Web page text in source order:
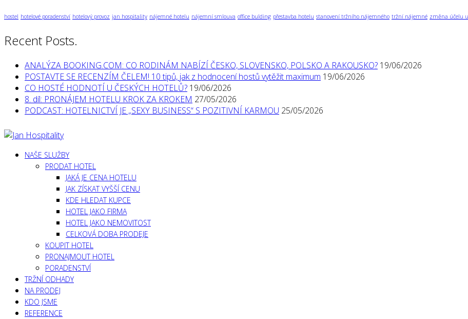
hostel hotelové poradenství hotelový provoz jan hospitality nájemné hotelu nájemní smlouva office bulding přestavba hotelu stanovení tržního nájemného tržní nájemné změna účelu
Recent Posts.
ANALÝZA BOOKING.COM: CO RODINÁM NABÍZÍ ČESKO, SLOVENSKO, POLSKO A RAKOUSKO? 19/06/2026
POSTAVTE SE RECENZÍM ČELEM! 10 tipů, jak z hodnocení hostů vytěžit maximum 19/06/2026
CO HOSTÉ HODNOTÍ U ČESKÝCH HOTELŮ? 19/06/2026
8. díl: PRONÁJEM HOTELU KROK ZA KROKEM 27/05/2026
PODCAST: HOTELNICTVÍ JE „SEXY BUSINESS“ S POZITIVNÍ KARMOU 25/05/2026
NAŠE SLUŽBY
PRODAT HOTEL
JAKÁ JE CENA HOTELU
JAK ZÍSKAT VYŠŠÍ CENU
KDE HLEDAT KUPCE
HOTEL JAKO FIRMA
HOTEL JAKO NEMOVITOST
CELKOVÁ DOBA PRODEJE
KOUPIT HOTEL
PRONAJMOUT HOTEL
PORADENSTVÍ
TRŽNÍ ODHADY
NA PRODEJ
KDO JSME
REFERENCE